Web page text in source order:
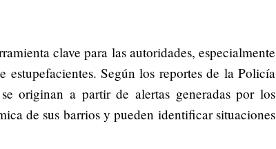
clave para las autoridades, especialmente
Según los reportes de la Policía
originan a partir de alertas generadas por los
de sus barrios y pueden identificar situaciones